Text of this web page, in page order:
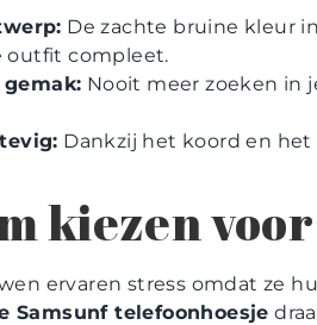
De zachte bruine kleur
outfit compleet.
Nooit meer zoeken in
Dankzij het koord en
kiezen
ervaren stress omdat ze
Samsunf telefoonhoesje